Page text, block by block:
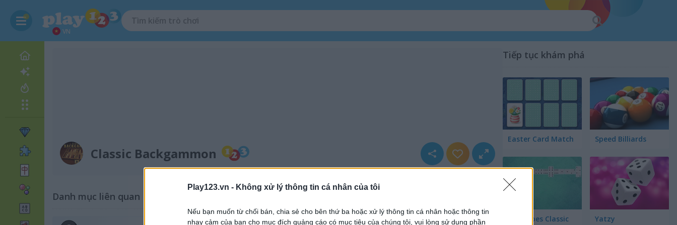
Play123.vn - Không xử lý thông tin cá nhân của tôi
Nếu bạn muốn từ chối bán, chia sẻ cho bên thứ ba hoặc xử lý thông tin cá nhân hoặc thông tin
nhạy cảm của bạn cho mục đích quảng cáo có mục tiêu của chúng tôi, vui lòng sử dụng phần
VN
Classic Backgammon
Danh mục liên quan
Tiếp tục khám phá
Easter Card Match Speed Billiards
Dominoes Classic Yatzy